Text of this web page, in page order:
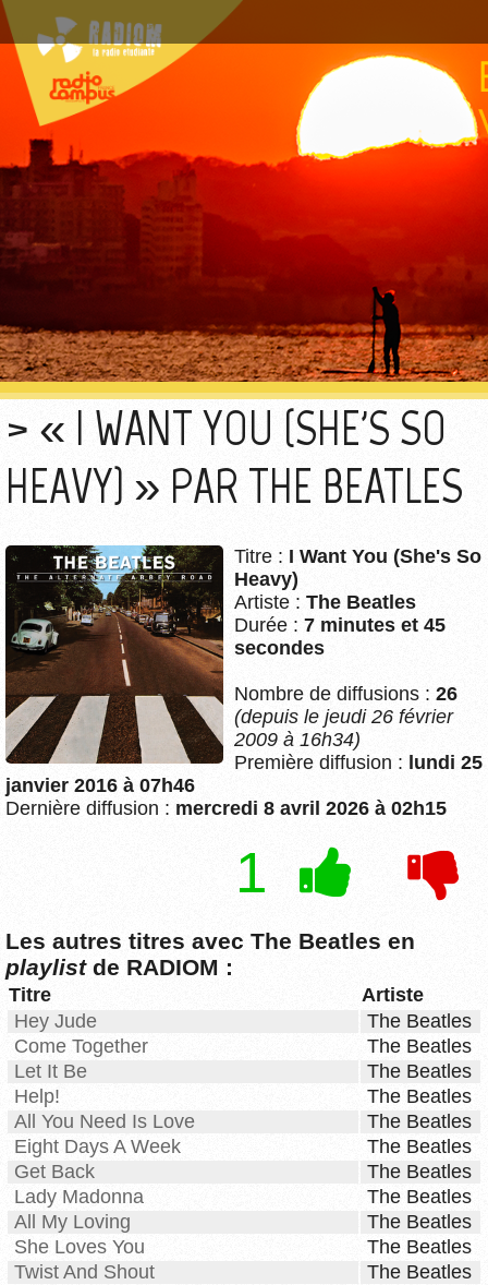
« I WANT YOU (SHE'S SO
HEAVY) » PAR THE BEATLES
Titre : I Want You (She's So
Heavy)
Artiste : The Beatles
Durée : 7 minutes et 45
secondes
Nombre de diffusions : 26
(depuis le jeudi 26 février
2009 à 16h34)
Première diffusion : lundi 25
janvier 2016 à 07h46
Dernière diffusion : mercredi 8 avril 2026 à 02h15
1
Les autres titres avec The Beatles en
playlistde RADIOM :
Titre
Artiste
Hey Jude
The Beatles
Come Together
The Beatles
Let It Be
The Beatles
Help!
The Beatles
All You Need Is Love
The Beatles
Eight Days A Week
The Beatles
Get Back
The Beatles
Lady Madonna
The Beatles
All My Loving
The Beatles
She Loves You
The Beatles
Twist And Shout
The Beatles